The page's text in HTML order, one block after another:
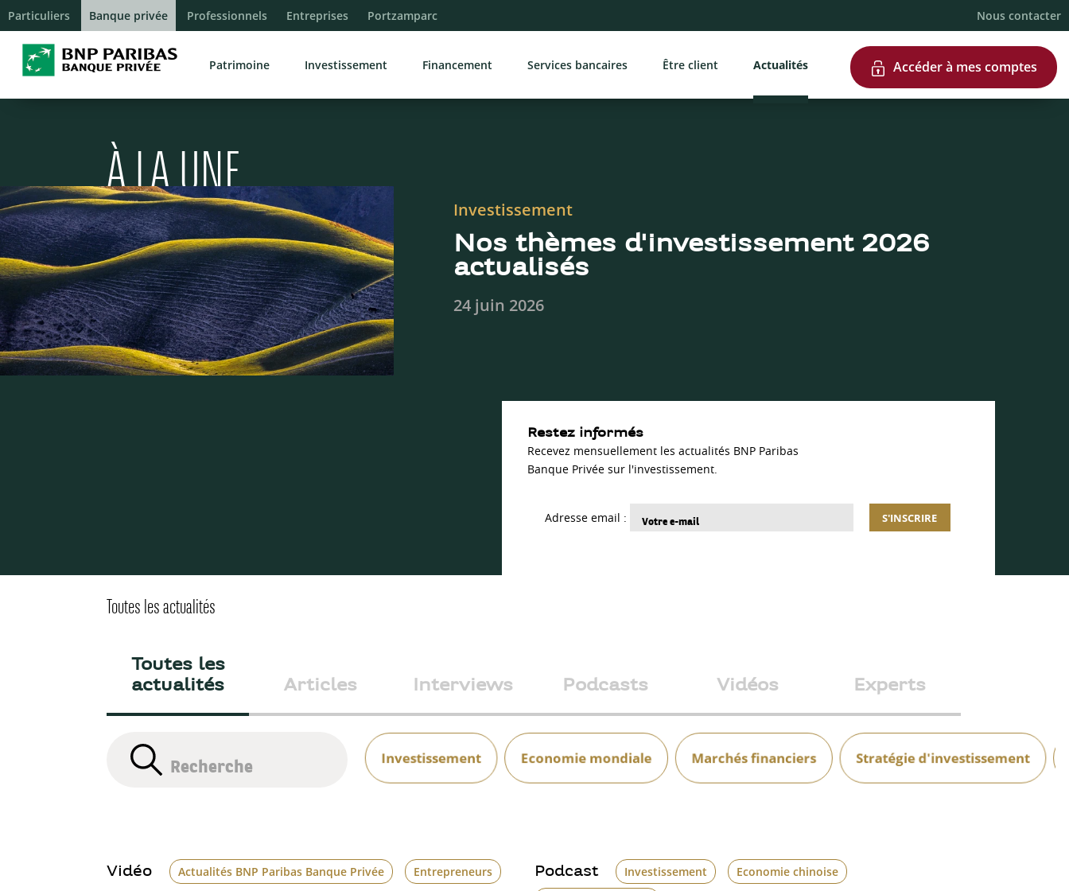
Particuliers Banque privée Professionnels Entreprises Portzamparc Nous contacter
Patrimoine Investissement Financement Services bancaires Être client Actualités Accéder à mes comptes
À LA UNE
Investissement
Nos thèmes d'investissement 2026
actualisés
24 juin 2026
Restez informés
Recevez mensuellement les actualités BNP Paribas
Banque Privée sur l'investissement.
Adresse email : S'INSCRIRE
Toutes les actualités
Toutes les
actualités
Articles Interviews Podcasts Vidéos Experts
Investissement Economie mondiale Marchés financiers Stratégie d'investissement
Vidéo Actualités BNP Paribas Banque Privée Entrepreneurs Podcast Investissement
Economie chinoise